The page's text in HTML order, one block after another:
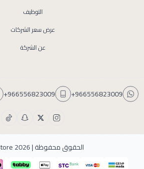
التوظيف
عرض سعر الشركات
عن الشركة
+966556823009
+966556823009
الحقوق محفوظة | 2026